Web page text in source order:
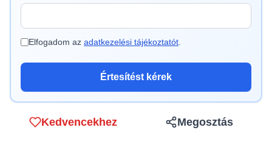
Elfogadom az adatkezelési tájékoztatót
Értesítést kérek
Kedvencekhez Megosztás